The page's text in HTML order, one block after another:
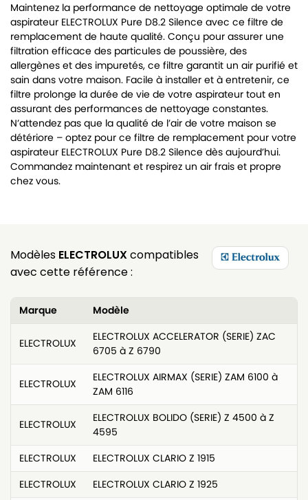
Maintenez la performance de nettoyage optimale de votre
aspirateur ELECTROLUX Pure D8.2 Silence avec ce filtre de
remplacement de haute qualité. Conçu pour assurer une
filtration efficace des particules de poussière, des
allergènes et des impuretés, ce filtre garantit un air purifié et
sain dans votre maison. Facile à installer et à entretenir, ce
filtre prolonge la durée de vie de votre aspirateur tout en
assurant des performances de nettoyage constantes.
N’attendez pas que la qualité de l’air de votre maison se
détériore – optez pour ce filtre de remplacement pour votre
aspirateur ELECTROLUX Pure D8.2 Silence dès aujourd’hui.
Commandez maintenant et respirez un air frais et propre
chez vous.
Modèles ELECTROLUXcompatibles
avec cette référence :
Marque Modèle
ELECTROLUX
ELECTROLUX ACCELERATOR (SERIE) ZAC
6705 à Z 6790
ELECTROLUX
ELECTROLUX AIRMAX (SERIE) ZAM 6100 à
ZAM 6116
ELECTROLUX
ELECTROLUX BOLIDO (SERIE) Z 4500 à Z
4595
ELECTROLUX
ELECTROLUX CLARIO Z 1915
ELECTROLUX
ELECTROLUX CLARIO Z 1925